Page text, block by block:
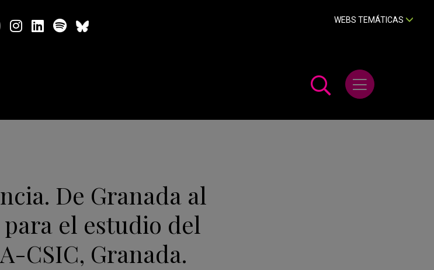
WEBS TEMÁTICAS
Abrir menú
De Granada al
el estudio del
CSIC, Granada.